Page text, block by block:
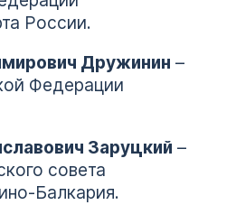
России.
Дружинин –
Федерации
Заруцкий –
совета
Балкария.